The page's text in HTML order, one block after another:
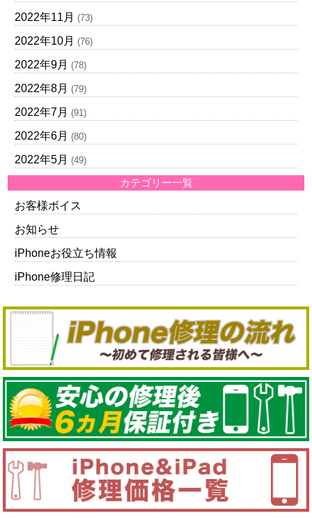
2022年11月 (73)
2022年10月 (76)
2022年9月 (78)
2022年8月 (79)
2022年7月 (91)
2022年6月 (80)
2022年5月 (49)
カテゴリー一覧
お客様ボイス
お知らせ
iPhoneお役立ち情報
iPhone修理日記